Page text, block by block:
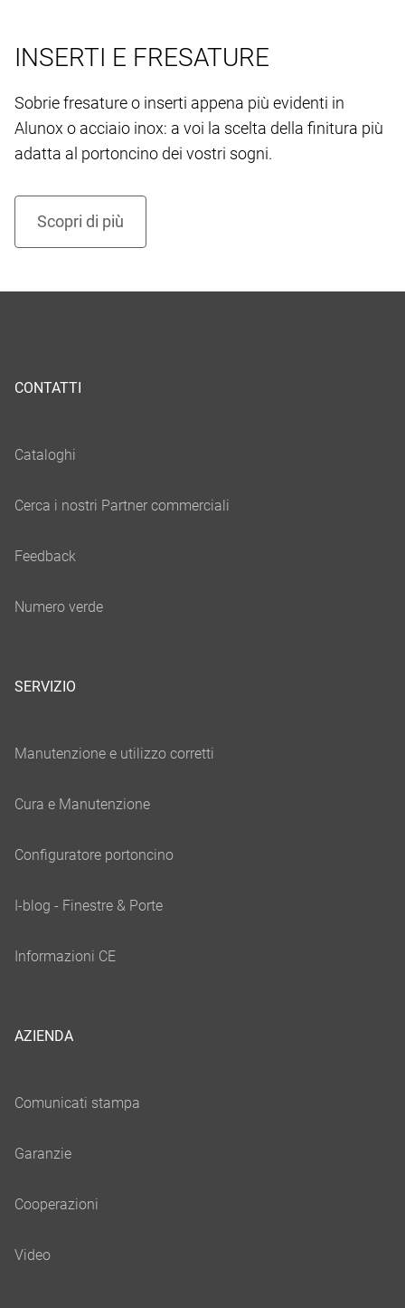
INSERTI E FRESATURE
Sobrie fresature o inserti appena più evidenti in
Alunox o acciaio inox: a voi la scelta della finitura più
adatta al portoncino dei vostri sogni.
CONTATTI
SERVIZIO
AZIENDA